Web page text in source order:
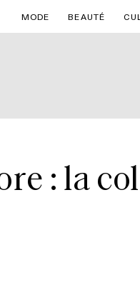
MODE BEAUTÉ
: la